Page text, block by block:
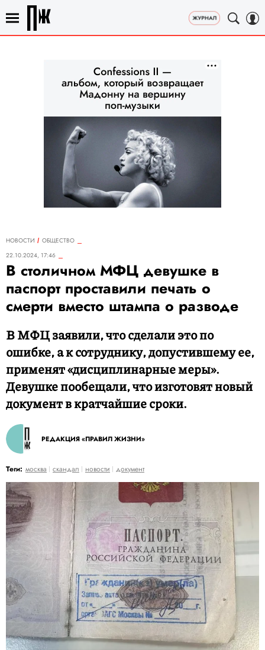
НОВОСТИ
ОБЩЕСТВО
22.10.2024, 17:46
В столичном МФЦ девушке в
паспорт проставили печать о
смерти вместо штампа о разводе
В МФЦ заявили, что сделали это по
ошибке, а к сотруднику, допустившему ее,
применят «дисциплинарные меры».
Девушке пообещали, что изготовят новый
документ в кратчайшие сроки.
РЕДАКЦИЯ «ПРАВИЛ ЖИЗНИ»
Теги: москва скандал новости документ